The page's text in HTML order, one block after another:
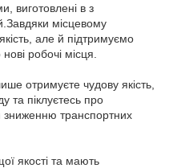
виготовлені в з
місцевому
але й підтримуємо
робочі місця.
отримуєте чудову якість,
та піклуєтесь про
транспортних
якості та мають